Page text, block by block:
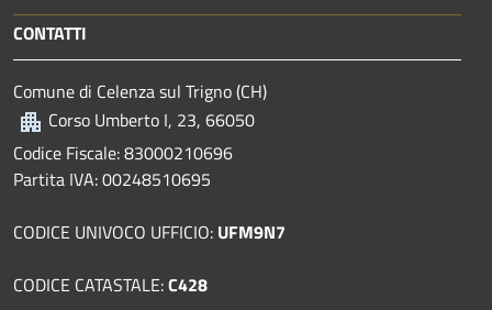
CONTATTI
Comune di Celenza sul Trigno (CH)
Corso Umberto I, 23, 66050
Codice Fiscale: 83000210696
Partita IVA: 00248510695
CODICE UNIVOCO UFFICIO: UFM9N7
CODICE CATASTALE:C428